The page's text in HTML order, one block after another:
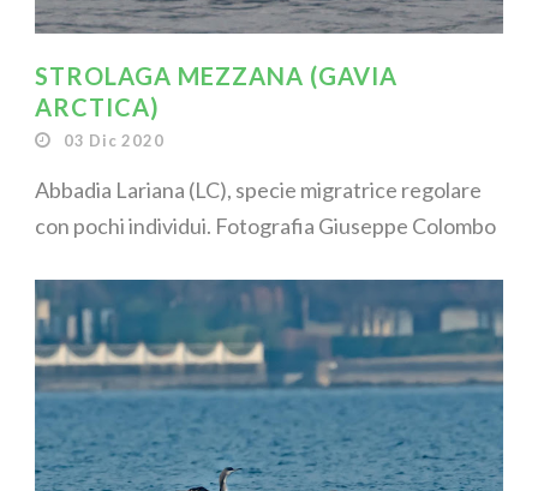
STROLAGA MEZZANA (GAVIA
ARCTICA)
03 Dic 2020
Abbadia Lariana (LC), specie migratrice regolare
con pochi individui. Fotografia Giuseppe Colombo